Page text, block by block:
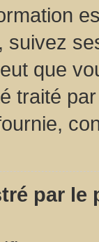
que
traité
par le